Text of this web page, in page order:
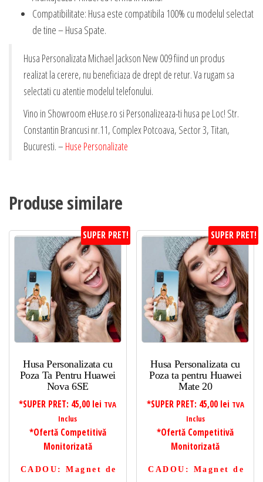
Compatibilitate: Husa este compatibila 100% cu modelul selectat
de tine – Husa Spate.
Husa Personalizata Michael Jackson New 009 fiind un produs
realizat la cerere, nu beneficiaza de drept de retur. Va rugam sa
selectati cu atentie modelul telefonului.
Vino in Showroom eHuse.ro si Personalizeaza-ti husa pe Loc! Str.
Constantin Brancusi nr.11, Complex Potcoava, Sector 3, Titan,
Bucuresti. – Huse Personalizate
Produse similare
SUPER PRET!
Husa Personalizata cu
Poza Ta Pentru Huawei
Nova 6SE
*SUPER PRET: 45,00 lei TVA
Inclus
*Ofertă Competitivă
Monitorizată
CADOU : Magnet de
SUPER PRET!
Husa Personalizata cu
Poza ta pentru Huawei
Mate 20
*SUPER PRET: 45,00 lei TVA
Inclus
*Ofertă Competitivă
Monitorizată
CADOU : Magnet de